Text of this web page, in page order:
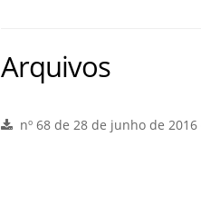
Arquivos
nº 68 de 28 de junho de 2016